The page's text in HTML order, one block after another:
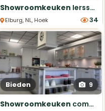
Showroomkeuken Ierssel compleet met Etna apparatuur
Elburg, NL, Hoek keukens 34
Bieden 9
Showroomkeuken compleet incl. apparatuur vanaf €12.000